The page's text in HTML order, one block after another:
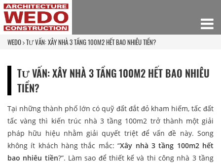
WEDO TƯ VẤN: XÂY NHÀ 3 TẦNG 100M2 HẾT BAO NHIÊU TIỀN?
TƯ VẤN: XÂY NHÀ 3 TẦNG 100M2 HẾT BAO NHIÊU
TIỀN?
Tại những thành phố lớn có quỹ đất đắt đỏ kham hiếm, tấc đất
tấc vàng thì kiến trúc nhà 3 tầng 100m2 trở thành một giải
pháp hữu hiệu nhằm giải quyết triệt để vấn đề này. Song
không ít khách hàng thắc mắc: “Xây nhà 3 tầng 100m2 hết
bao nhiêu tiền?”. Làm sao để thiết kế và thi công nhà 3 tầng